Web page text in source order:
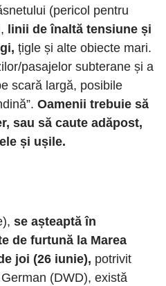
(pericol pentru
linii de înaltă tensiune și
țigle și alte obiecte mari.
pasajelor subterane și a
scară largă, posibile
Oamenii trebuie să
sau să caute adăpost,
și ușile.
se așteaptă în
de furtună la Marea
joi (26 iunie), potrivit
(DWD), există